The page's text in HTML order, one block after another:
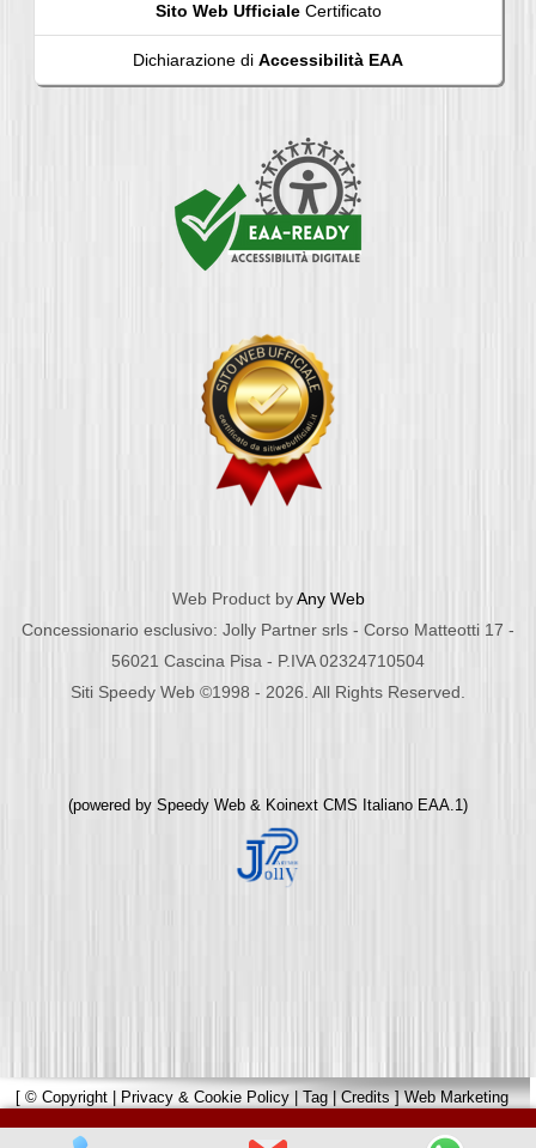
Sito Web UfficialeCertificato
Dichiarazione di Accessibilità EAA
Web Product byAny Web
Concessionario esclusivo: Jolly Partner srls - Corso Matteotti 17 -
56021 Cascina Pisa - P.IVA 02324710504
Siti Speedy Web ©1998 - 2026. All Rights Reserved.
(powered by Speedy Web & Koinext CMS Italiano EAA.1)
[ © Copyright Privacy & Cookie Policy Tag |Credits]Web Marketing
Pisapowered byPisa Online|Hotels Web|Italia Search|Network Portali